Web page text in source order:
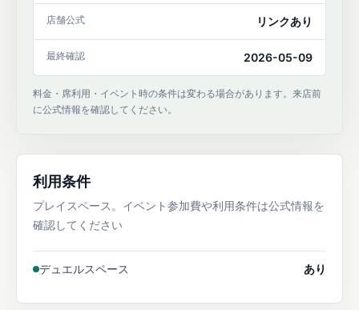
店舗公式 リンクあり
最終確認 2026-05-09
料金・席利用・イベント時の条件は変わる場合があります。来店前
に公式情報を確認してください。
利用条件
プレイスペース。イベント参加費や利用条件は公式情報を
確認してください
デュエルスペース あり